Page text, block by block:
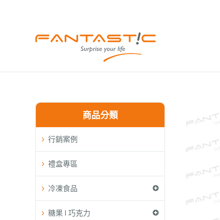
商品分類
行銷案例
禮盒專區
冷凍食品
糖果 l 巧克力